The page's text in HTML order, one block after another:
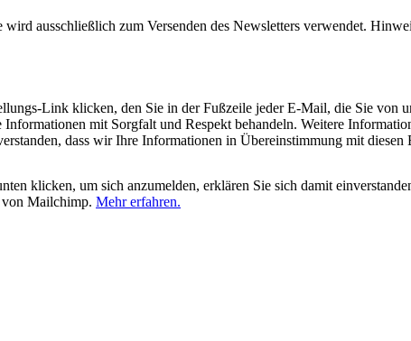
ausschließlich zum Versenden des Newsletters verwendet.
Link klicken, den Sie in der Fußzeile jeder E-Mail, die Sie von
mit Sorgfalt und Respekt behandeln. Weitere
dass wir Ihre Informationen in Übereinstimmung mit diesen
klicken, um sich anzumelden, erklären Sie sich damit
von Mailchimp. Mehr erfahren.